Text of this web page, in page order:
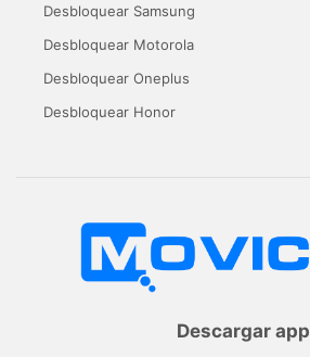
Desbloquear Samsung
Desbloquear Motorola
Desbloquear Oneplus
Desbloquear Honor
Descargar app